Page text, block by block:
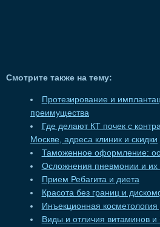
Смотрите также на тему:
Протезирование и
преимущества
Где делают КТ почек с
Москве, адреса клиник и скидки
Таможенное оформление:
Осложнения пневмонии и их
Прием Ребагита и диета
Красота без границ и
Инъекционная
Виды и отличия витаминов и